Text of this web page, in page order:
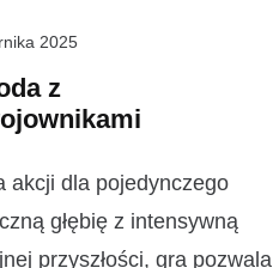
2025
z
akcji dla pojedynczego
głębię z intensywną
przyszłości, gra pozwala